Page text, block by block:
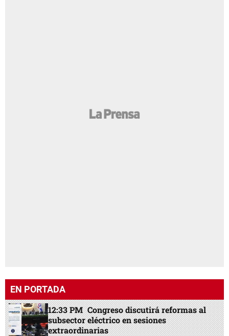
EN PORTADA
12:33 PM Congreso discutirá reformas al
subsector eléctrico en sesiones
extraordinarias